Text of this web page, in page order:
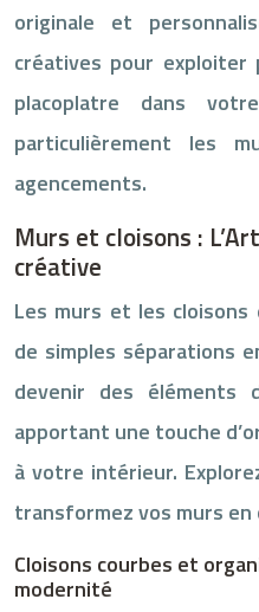
originale et
créatives pour
placoplatre dans
particulièrement les
agencements.
Murs et cloisons :
créative
Les murs et les
de simples séparations
devenir des éléments
apportant une touche
à votre intérieur.
transformez vos murs
Cloisons courbes et
modernité